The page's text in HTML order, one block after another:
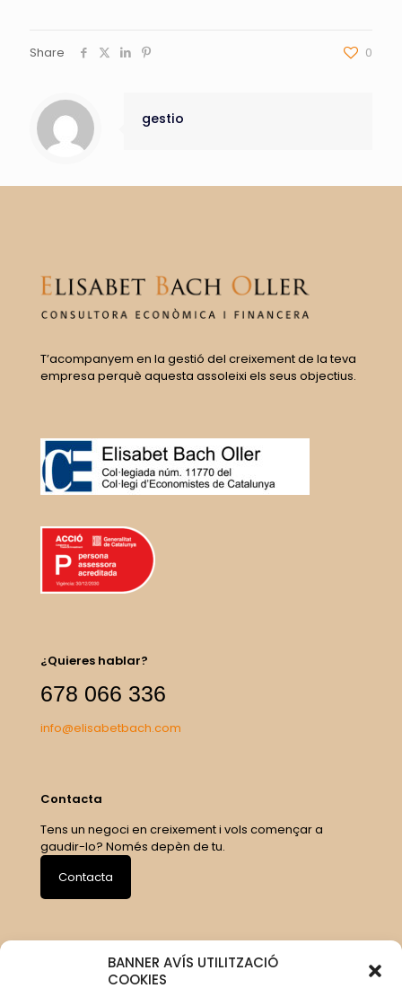
BANNER AVÍS UTILITZACIÓ
COOKIES
Share 0
gestio
T’acompanyem en la gestió del creixement de la teva
empresa perquè aquesta assoleixi els seus objectius.
¿Quieres hablar?
678 066 336
info@elisabetbach.com
Contacta
Tens un negoci en creixement i vols començar a
gaudir-lo? Només depèn de tu.
Contacta